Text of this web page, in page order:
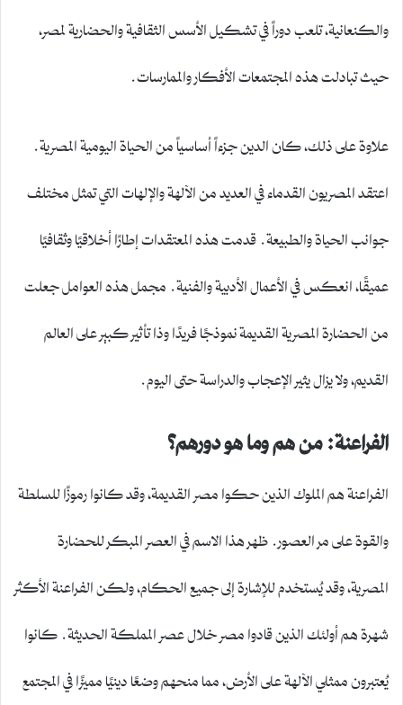
والكنعانية، تلعب دوراً في تشكيل الأسس الثقافية والحضارية لمصر،
حيث تبادلت هذه المجتمعات الأفكار والممارسات.
علاوة على ذلك، كان الدين جزءاً أساسياً من الحياة اليومية المصرية.
اعتقد المصريون القدماء في العديد من الآلهة والإلهات التي تمثل مختلف
جوانب الحياة والطبيعة. قدمت هذه المعتقدات إطارًا أخلاقيًا وثقافيًا
عميقًا، انعكس في الأعمال الأدبية والفنية. مجمل هذه العوامل جعلت
من الحضارة المصرية القديمة نموذجًا فريدًا وذا تأثير كبير على العالم
القديم، ولا يزال يثير الإعجاب والدراسة حتى اليوم.
الفراعنة: من هم وما هو دورهم؟
الفراعنة هم الملوك الذين حكوا مصر القديمة، وقد كانوا رموزًا للسلطة
والقوة على مر العصور. ظهر هذا الاسم في العصر المبكر للحضارة
المصرية، وقد يُستخدم للإشارة إلى جميع الحكام، ولكن الفراعنة الأكثر
شهرة هم أولئك الذين قادوا مصر خلال عصر المملكة الحديثة. كانوا
يُعتبرون ممثلي الآلهة على الأرض، مما منحهم وضعًا دينيًا مميزًا في المجتمع